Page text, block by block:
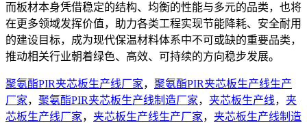
而板材本身凭借稳定的结构、均衡的性能与多元的品类，也将
在更多领域发挥价值，助力各类工程实现节能降耗、安全耐用
的建设目标，成为现代保温材料体系中不可或缺的重要品类，
推动相关行业朝着绿色、高效、可持续的方向稳步发展。
聚氨酯PIR夹芯板生产线厂家， 聚氨酯PIR夹芯板生产线生产
厂家， 聚氨酯PIR夹芯板生产线制造厂家， 夹芯板生产线， 夹
芯板生产线厂家， 夹芯板生产线生产厂家， 夹芯板生产线制造